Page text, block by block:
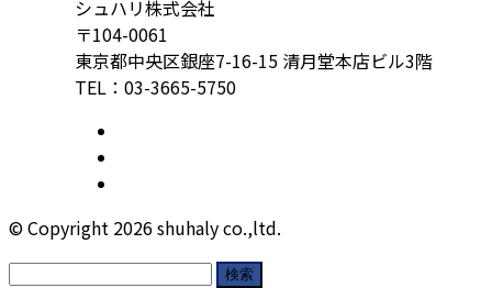
シュハリ株式会社
〒104-0061
東京都中央区銀座7-16-15 清月堂本店ビル3階
TEL：03-3665-5750
© Copyright 2026 shuhaly co.,ltd.
検